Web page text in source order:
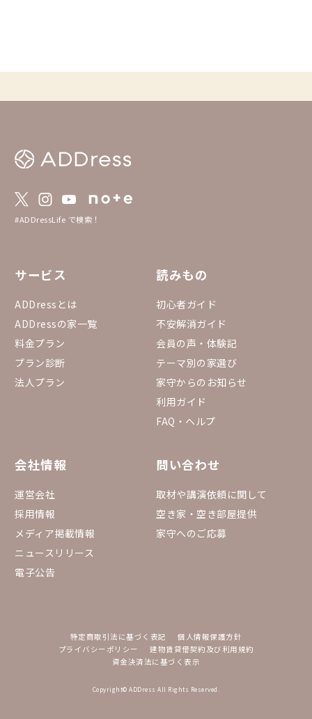
#ADDressLife で検索！
サービス
ADDressとは
ADDressの家一覧
料金プラン
プラン診断
法人プラン
読みもの
初心者ガイド
不安解消ガイド
会員の声・体験記
テーマ別の家選び
家守からのお知らせ
利用ガイド
FAQ・ヘルプ
会社情報
運営会社
採用情報
メディア掲載情報
ニュースリリース
電子公告
問い合わせ
取材や講演依頼に関して
空き家・空き部屋提供
家守へのご応募
特定商取引法に基づく表記
個人情報保護方針
プライバシーポリシー
建物賃貸借契約及び利用規約
資金決済法に基づく表示
Copyright© ADDress All Rights Reserved.